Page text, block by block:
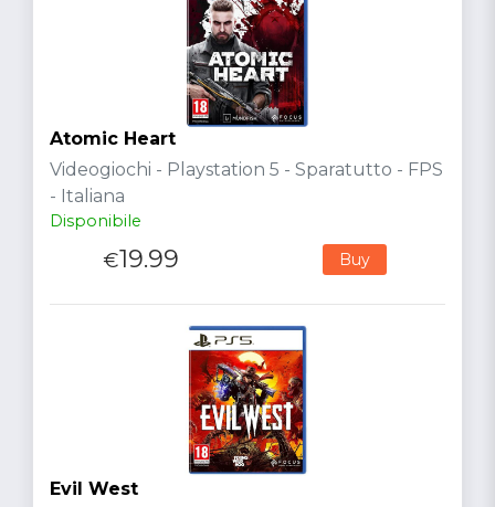
Atomic Heart
Videogiochi - Playstation 5 - Sparatutto - FPS
- Italiana
Disponibile
€19.99 Buy
Evil West